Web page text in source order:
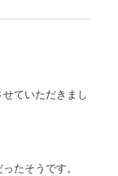
ていただきまし
たそうです。